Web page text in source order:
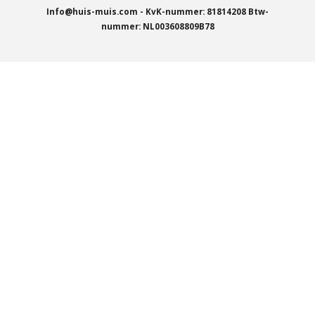
Info@huis-muis.com - KvK-nummer: 81814208 Btw-
nummer: NL003608809B78